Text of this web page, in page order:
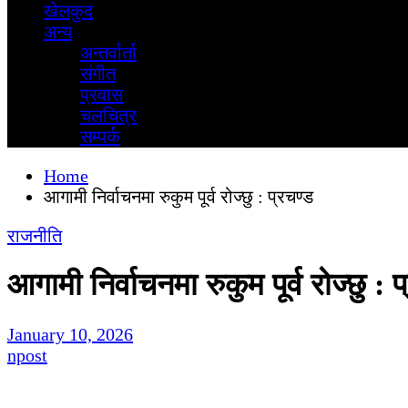
खेलकुद
अन्य
अन्तर्वार्ता
स‌ंगीत
प्रवास
चलचित्र
सम्पर्क
Home
आगामी निर्वाचनमा रुकुम पूर्व रोज्छु : प्रचण्ड
राजनीति
आगामी निर्वाचनमा रुकुम पूर्व रोज्छु :
January 10, 2026
npost